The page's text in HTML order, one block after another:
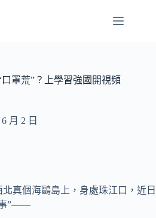
罩荒”？上學習強國開視頻
月 2 日
真個海鷗島上，身處珠江口，近日
”——